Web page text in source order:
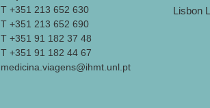
T +351 213 652 630
T +351 213 652 690
T +351 91 182 37 48
T +351 91 182 44 67
medicina.viagens@ihmt.unl.pt